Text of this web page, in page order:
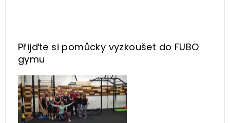
Přijďte si pomůcky vyzkoušet do FUBO
gymu